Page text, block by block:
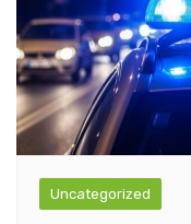
Uncategorized